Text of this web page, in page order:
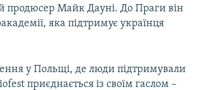
продюсер Майк Дауні. До Праги він
яка підтримує українця
у Польщі, де люди підтримували
приєднається із своїм гаслом –